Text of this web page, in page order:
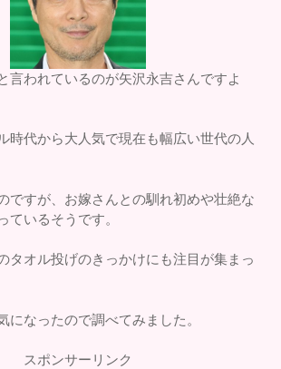
言われているのが矢沢永吉さんですよ
時代から大人気で現在も幅広い世代の人
ですが、お嫁さんとの馴れ初めや壮絶な
ているそうです。
タオル投げのきっかけにも注目が集まっ
になったので調べてみました。
スポンサーリンク